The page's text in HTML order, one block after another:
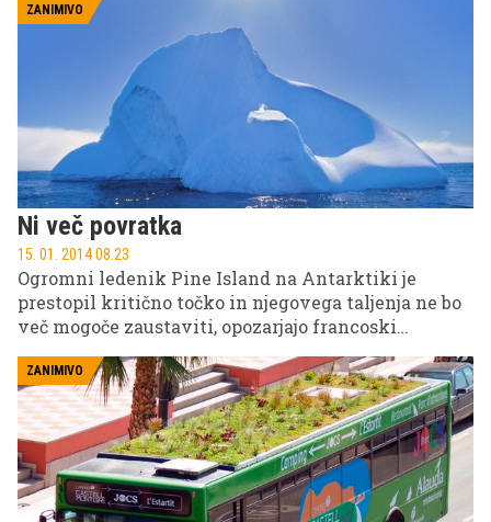
hitreje, kot so pričakovali, kar lahko pomeni, da se
bo morska gladina v naslednjih stoletjih dvigala
hitreje od dosedanjih ocen. Ocene se gibljejo med 1,2
do tri metre.
ZANIMIVO
Ni več povratka
15. 01. 2014 08.23
Ogromni ledenik Pine Island na Antarktiki je
prestopil kritično točko in njegovega taljenja ne bo
več mogoče zaustaviti, opozarjajo francoski
omenjeni ledenik k zvišanju gladine oceanov
prispeval cel centimeter, poroča francoska tiskovna
agencija AFP.
ZANIMIVO